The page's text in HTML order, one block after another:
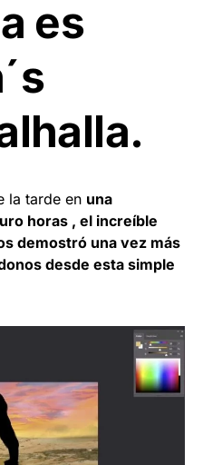
es
la tarde en una
horas , el increíble
demostró una vez más
desde esta simple